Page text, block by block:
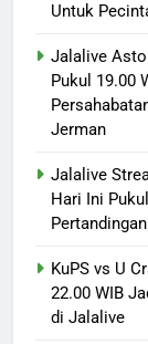
Untuk
Jalalive
Pukul 19.00
Jerman
Jalalive
Hari Ini
KuPS vs U
22.00 WIB
di Jalalive